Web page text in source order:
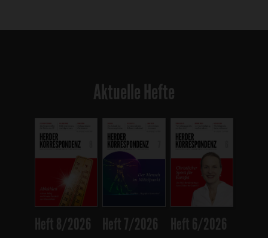
Aktuelle Hefte
Heft 8/2026 Heft 7/2026 Heft 6/2026